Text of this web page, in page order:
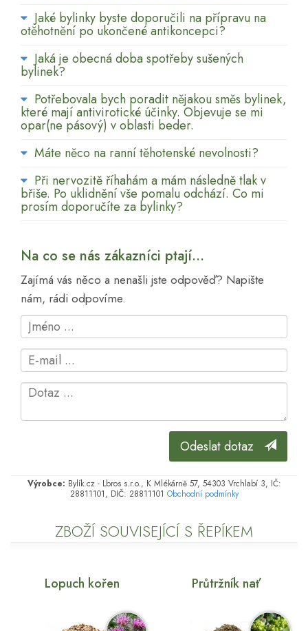
Jaké bylinky byste doporučili na přípravu na
otěhotnění po ukončené antikoncepci?
Jaká je obecná doba spotřeby sušených
bylinek?
Potřebovala bych poradit nějakou směs bylinek,
které mají antivirotické účinky. Objevuje se mi
opar(ne pásový) v oblasti beder.
Máte něco na ranní těhotenské nevolnosti?
Při nervozitě říhahám a mám následně tlak v
břiše. Po uklidnění vše pomalu odchází. Co mi
prosím doporučíte za bylinky?
Na co se nás zákazníci ptají...
Zajímá vás něco a nenašli jste odpověď? Napište
nám, rádi odpovíme.
Odeslat dotaz
Výrobce: Bylík.cz - Lbros s.r.o., K Mlékárně 57, 54303 Vrchlabí 3, IČ:
28811101, DIČ: 28811101 Obchodní podmínky
ZBOŽÍ SOUVISEJÍCÍ S ŘEPÍKEM
Lopuch kořen Průtržník nať